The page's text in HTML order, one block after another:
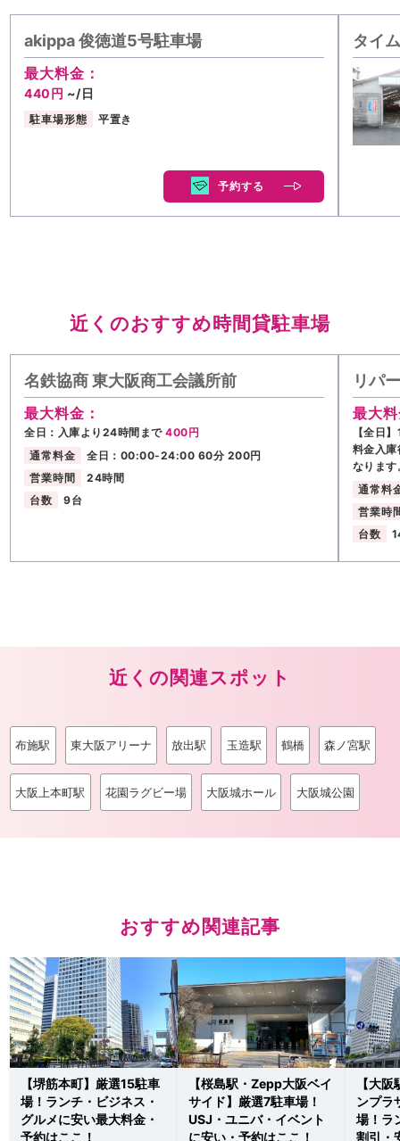
akippa 俊徳道5号駐車場
最大料金：
440円 ~/日
駐車場形態 平置き
予約する
タイ
近くのおすすめ時間貸駐車場
名鉄協商 東大阪商工会議所前
最大料金：
全日：入庫より24時間まで400円
通常料金
全日：00:00-24:00 60分 200円
営業時間
24時間
台数
9台
リパ
最大
【全日
料金入
なります
通常料
営業時
台数
近くの関連スポット
布施駅 東大阪アリーナ 放出駅 玉造駅 鶴橋 森ノ宮駅
大阪上本町駅 花園ラグビー場 大阪城ホール 大阪城公園
おすすめ関連記事
【堺筋本町】厳選15駐車
場！ランチ・ビジネス・
グルメに安い最大料金・
予約はここ！
【桜島駅・Zepp大阪ベイ
サイド】厳選7駐車場！
USJ・ユニバ・イベント
に安い・予約はここ！
【大
ンプラ
場！ラ
割引・